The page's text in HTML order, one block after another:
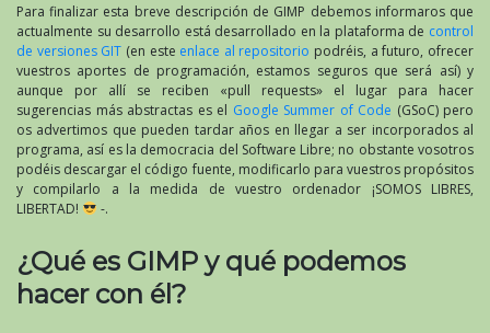
Para finalizar esta breve descripción de GIMP debemos informaros que
actualmente su desarrollo está desarrollado en la plataforma de control
de versiones GIT (en este enlace al repositorio podréis, a futuro, ofrecer
vuestros aportes de programación, estamos seguros que será así) y
aunque por allí se reciben «pull requests» el lugar para hacer
sugerencias más abstractas es el Google Summer of Code (GSoC) pero
os advertimos que pueden tardar años en llegar a ser incorporados al
programa, así es la democracia del Software Libre; no obstante vosotros
podéis descargar el código fuente, modificarlo para vuestros propósitos
y compilarlo a la medida de vuestro ordenador ¡SOMOS LIBRES,
LIBERTAD!
-.
¿Qué es GIMP y qué podemos
hacer con él?